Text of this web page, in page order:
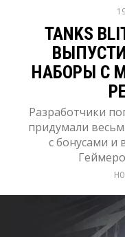
TANKS
НАБОРЫ С
Разработчики
придумали
с бонусами и